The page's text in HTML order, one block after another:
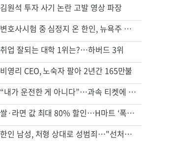
김원석 투자 사기 논란 고발 영상 파장
변호사시험 중 심정지 온 한인, 뉴욕주 제소
취업 잘되는 대학 1위는?…하버드 3위
비영리 CEO, 노숙자 팔아 2년간 165만불
“내가 운전한 게 아니다”…과속 티켓에 오토파일럿 탓한 운전자
쌀·라면 값 최대 80% 할인…H마트 ‘폭탄 세일’
한인 남성, 처형 상대로 성범죄…"선처해줬더니 배신자 취급"